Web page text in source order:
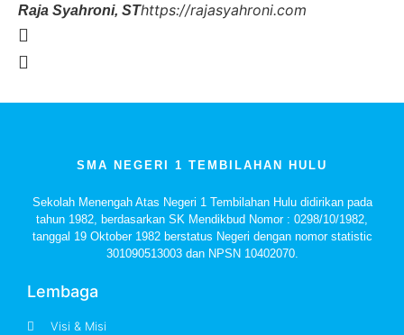
Raja Syahroni, SThttps://rajasyahroni.com
SMA NEGERI 1 TEMBILAHAN HULU
Sekolah Menengah Atas Negeri 1 Tembilahan Hulu didirikan pada
tahun 1982, berdasarkan SK Mendikbud Nomor : 0298/10/1982,
tanggal 19 Oktober 1982 berstatus Negeri dengan nomor statistic
301090513003 dan NPSN 10402070.
Lembaga
Visi & Misi